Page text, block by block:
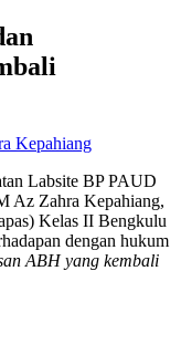
Kepahiang
Labsite BP PAUD
Az Zahra Kepahiang,
Kelas II Bengkulu
dengan hukum
ABH yang kembali